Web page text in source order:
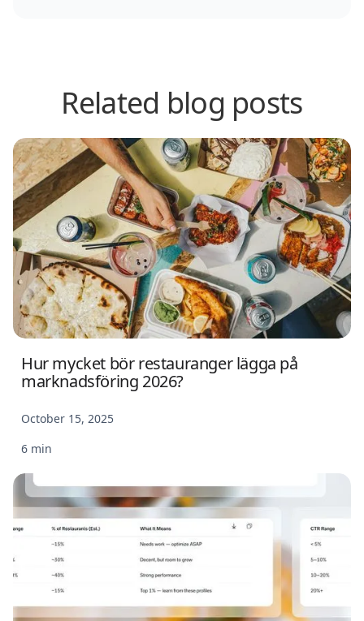
Related blog posts
Hur mycket bör restauranger lägga på
marknadsföring 2026?
October 15, 2025
6 min